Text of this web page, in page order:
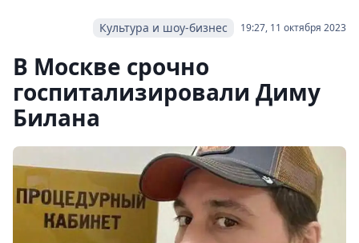
19:27, 11 октября 2023
Культура и шоу-бизнес
В Москве срочно
госпитализировали Диму
Билана